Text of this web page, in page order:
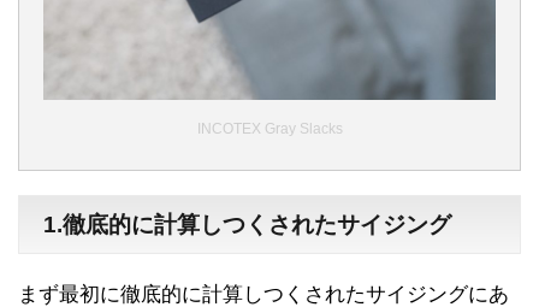
INCOTEX Gray Slacks
1.徹底的に計算しつくされたサイジング
まず最初に徹底的に計算しつくされたサイジングにあ